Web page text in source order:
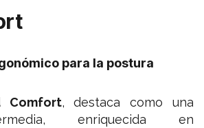
para la postura
Comfort, destaca como una
enriquecida en